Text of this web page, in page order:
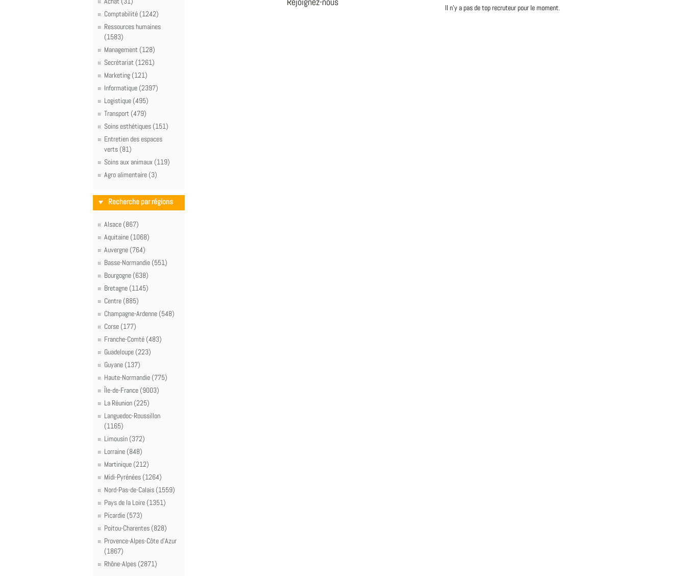
Comptabilité (1242)
Ressources humaines
(1583)
Management (128)
Secrétariat (1261)
Marketing (121)
Informatique (2397)
Logistique (495)
Transport (479)
Soins esthétiques (151)
Entretien des espaces
verts (81)
Soins aux animaux (119)
Agro alimentaire (3)
Recherche par régions
Alsace (867)
Aquitaine (1068)
Auvergne (764)
Basse-Normandie (551)
Bourgogne (638)
Bretagne (1145)
Centre (885)
Champagne-Ardenne (548)
Corse (177)
Franche-Comté (483)
Guadeloupe (223)
Guyane (137)
Haute-Normandie (775)
Île-de-France (9003)
La Réunion (225)
Languedoc-Roussillon
(1165)
Limousin (372)
Lorraine (848)
Martinique (212)
Midi-Pyrénées (1264)
Nord-Pas-de-Calais (1559)
Pays de la Loire (1351)
Picardie (573)
Poitou-Charentes (828)
Provence-Alpes-Côte d'Azur
(1867)
Rhône-Alpes (2871)
Il n'y a pas de top recruteur pour le moment.